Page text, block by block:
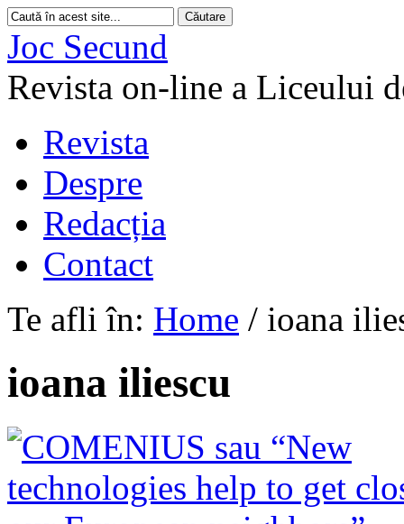
Joc Secund
Revista on-line a Liceului
Revista
Despre
Redacția
Contact
Te afli în: Home / ioana
ioana iliescu